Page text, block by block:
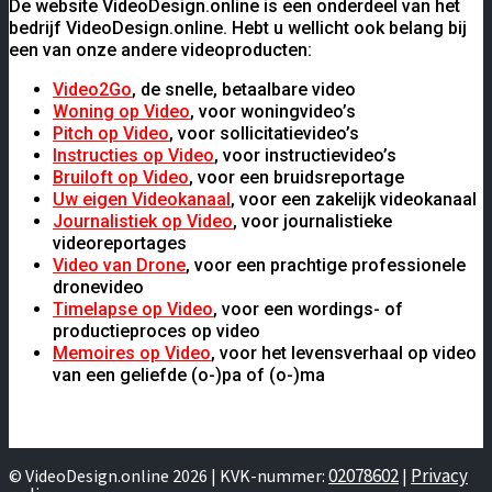
De website VideoDesign.online is een onderdeel van het
bedrijf VideoDesign.online. Hebt u wellicht ook belang bij
een van onze andere videoproducten:
Video2Go, de snelle, betaalbare video
Woning op Video, voor woningvideo’s
Pitch op Video, voor sollicitatievideo’s
Instructies op Video, voor instructievideo’s
Bruiloft op Video, voor een bruidsreportage
Uw eigen Videokanaal, voor een zakelijk videokanaal
Journalistiek op Video, voor journalistieke
videoreportages
Video van Drone, voor een prachtige professionele
dronevideo
Timelapse op Video, voor een wordings- of
productieproces op video
Memoires op Video, voor het levensverhaal op video
van een geliefde (o-)pa of (o-)ma
© VideoDesign.online 2026 | KVK-nummer: 02078602 | Privacy